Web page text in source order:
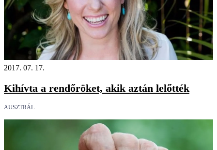
2017. 07. 17.
Kihívta a rendőröket, akik aztán lelőtték
AUSZTRÁL